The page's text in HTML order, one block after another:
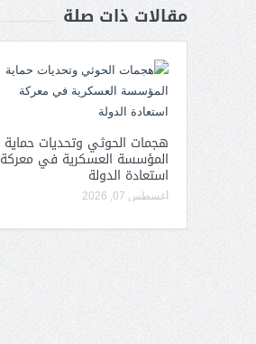
مقالات ذات صلة
هجمات الحوثي وتحديات حماية
المؤسسة العسكرية في معركة
استعادة الدولة
أغسطس 07, 2026